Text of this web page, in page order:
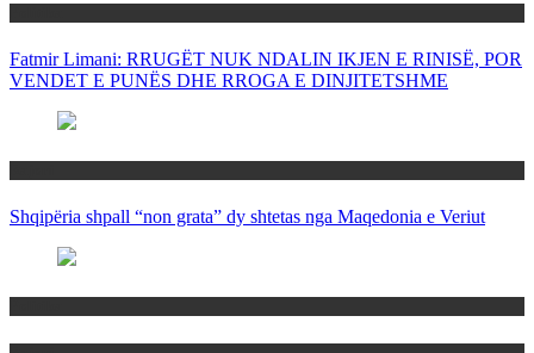
Fatmir Limani: RRUGËT NUK NDALIN IKJEN E RINISË, POR
VENDET E PUNËS DHE RROGA E DINJITETSHME
Shqipëria shpall “non grata” dy shtetas nga Maqedonia e Veriut